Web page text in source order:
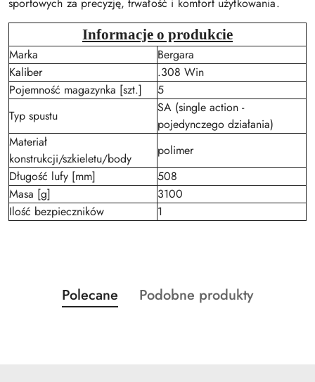
Informacje o produkcie
Marka
Bergara
Kaliber
.308 Win
Pojemność magazynka [szt.]
5
Typ spustu
SA (single action -
pojedynczego działania)
Materiał
konstrukcji/szkieletu/body
polimer
Długość lufy [mm]
508
Masa [g]
3100
Ilość bezpieczników
1
Pomiń karuzelę produktów
Produkty
o
Polecane
Produkty
Podobne produkty